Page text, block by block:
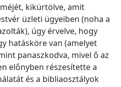
kikürtölve, amit
üzleti ügyeiben (noha a
úgy érvelve, hogy
hatásköre van (amelyet
panaszkodva, mivel ő az
előnyben részesítette a
és a bibliaosztályok